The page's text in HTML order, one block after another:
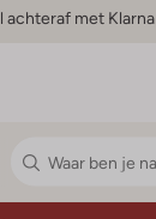
achteraf met Klarna